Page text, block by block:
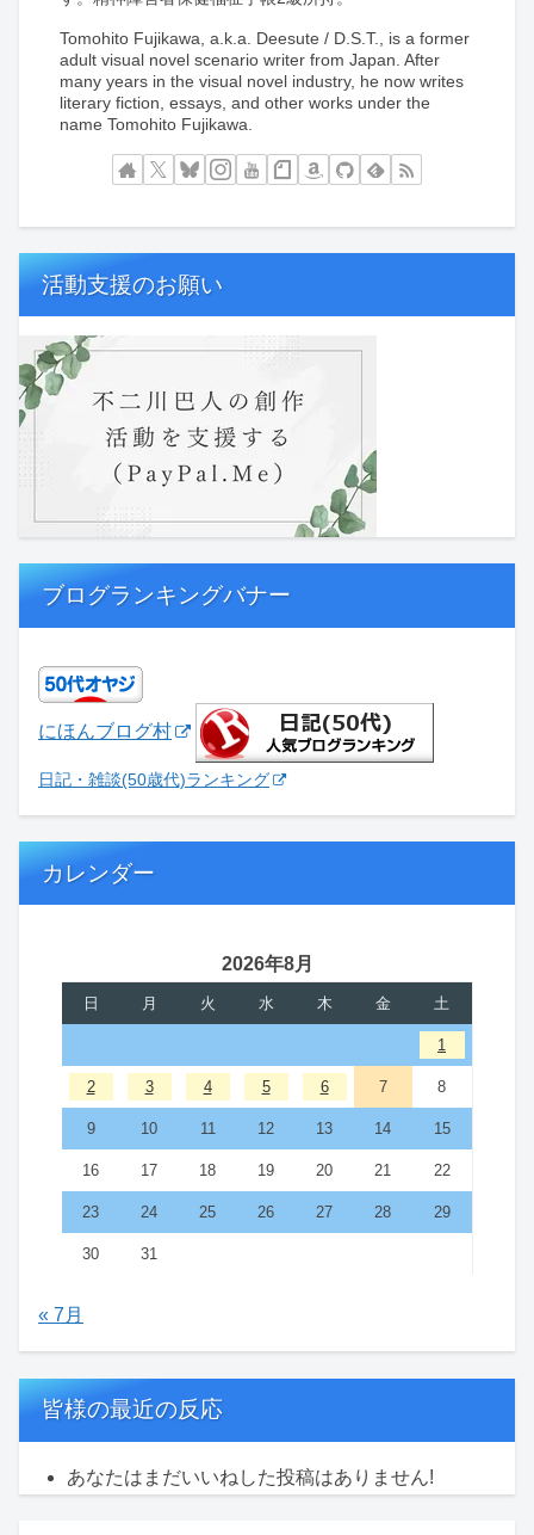
Tomohito Fujikawa, a.k.a. Deesute / D.S.T., is a former
adult visual novel scenario writer from Japan. After
many years in the visual novel industry, he now writes
literary fiction, essays, and other works under the
name Tomohito Fujikawa.
活動支援のお願い
ブログランキングバナー
にほんブログ村
日記・雑談(50歳代)ランキング
カレンダー
2026年8月
日 月 火 水 木 金 土
1
2 3 4 5 6 7 8
9 10 11 12 13 14 15
16 17 18 19 20 21 22
23 24 25 26 27 28 29
30 31
« 7月
皆様の最近の反応
あなたはまだいいねした投稿はありません!